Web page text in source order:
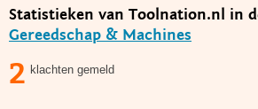
Statistieken van Toolnation.nl in
Gereedschap & Machines
2 klachten gemeld